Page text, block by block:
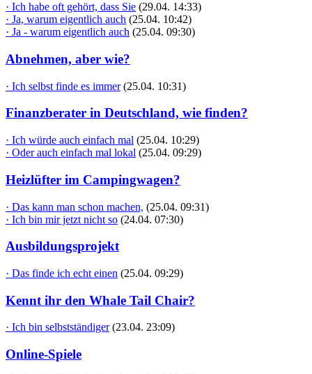
· Ich habe oft gehört, dass Sie (29.04. 14:33)
· Ja, warum eigentlich auch (25.04. 10:42)
· Ja - warum eigentlich auch (25.04. 09:30)
Abnehmen, aber wie?
· Ich selbst finde es immer (25.04. 10:31)
Finanzberater in Deutschland, wie finden?
· Ich würde auch einfach mal (25.04. 10:29)
· Oder auch einfach mal lokal (25.04. 09:29)
Heizlüfter im Campingwagen?
· Das kann man schon machen, (25.04. 09:31)
· Ich bin mir jetzt nicht so (24.04. 07:30)
Ausbildungsprojekt
· Das finde ich echt einen (25.04. 09:29)
Kennt ihr den Whale Tail Chair?
· Ich bin selbstständiger (23.04. 23:09)
Online-Spiele